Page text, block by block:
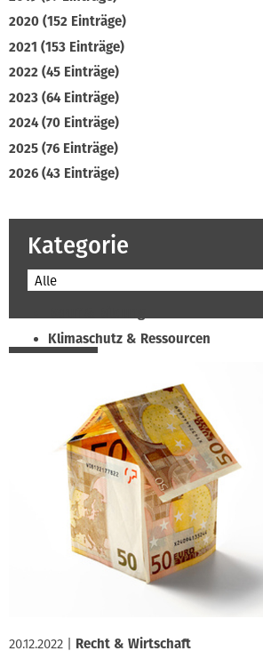
2020 (152 Einträge)
2021 (153 Einträge)
2022 (45 Einträge)
2023 (64 Einträge)
2024 (70 Einträge)
2025 (76 Einträge)
2026 (43 Einträge)
Kategorie
Alle
Klimaschutz & Ressourcen
Prävention & Arbeitsschutz
Recht & Wirtschaft
Soziales & Tarifpolitik
Verband & Innungen
Interviews
Innung
20.12.2022 Recht & Wirtschaft